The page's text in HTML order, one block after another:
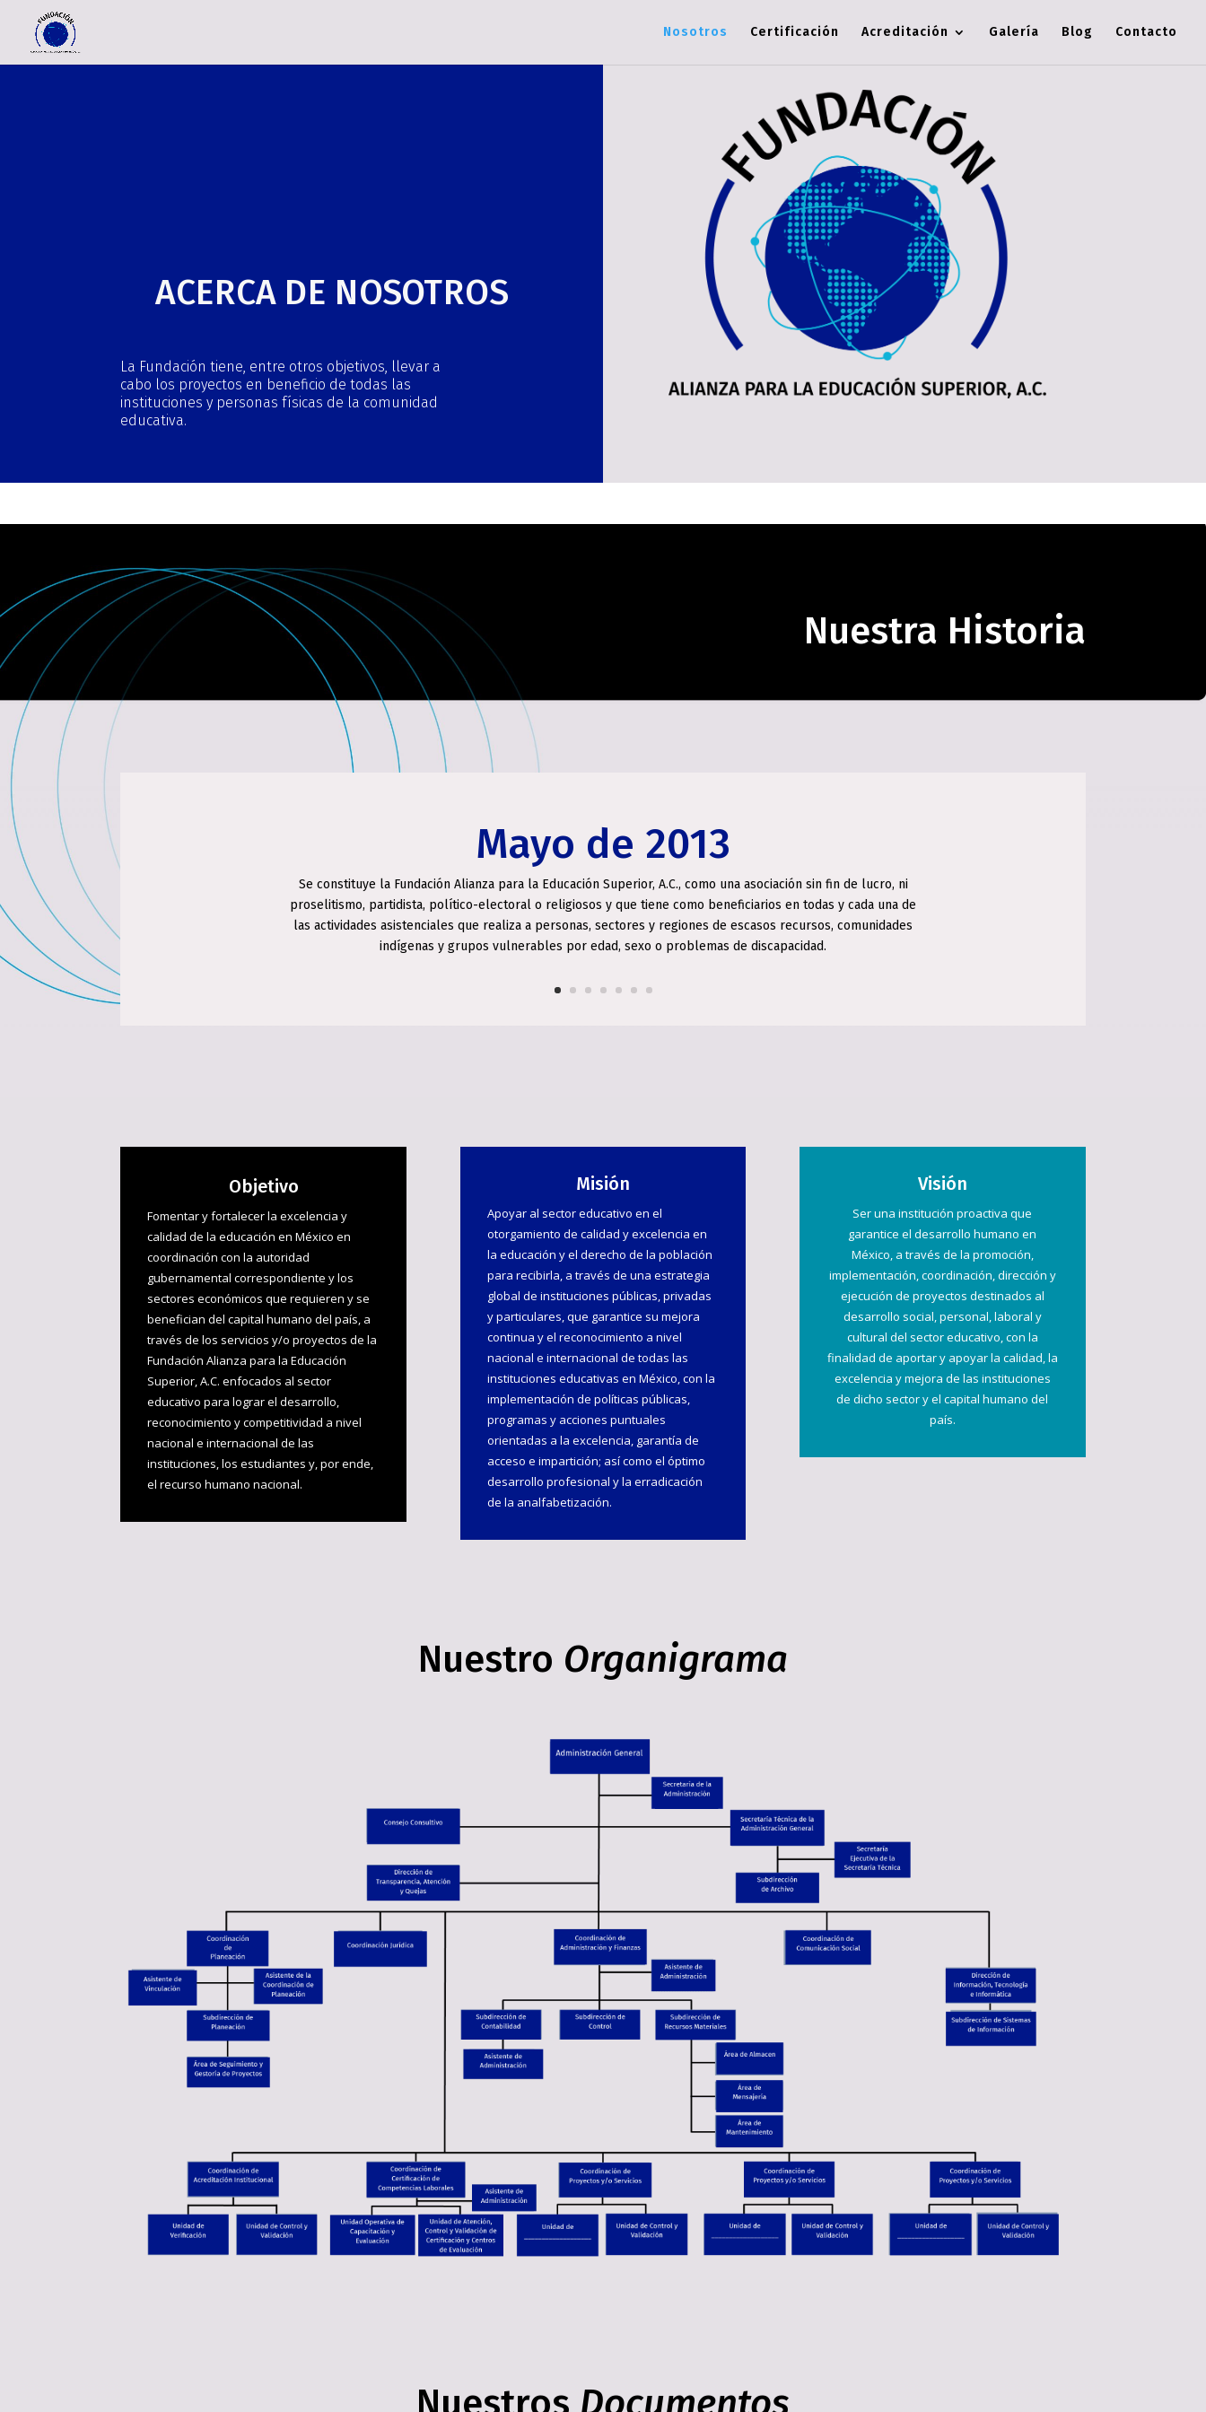
Nosotros Certificación Acreditación Galería Blog Contacto
ACERCA DE NOSOTROS
La Fundación tiene, entre otros objetivos, llevar a
cabo los proyectos en beneficio de todas las
instituciones y personas físicas de la comunidad
educativa.
Nuestra Historia
Mayo de 2013
Se constituye la Fundación Alianza para la Educación Superior, A.C., como una asociación sin fin de lucro, ni
proselitismo, partidista, político-electoral o religiosos y que tiene como beneficiarios en todas y cada una de
las actividades asistenciales que realiza a personas, sectores y regiones de escasos recursos, comunidades
indígenas y grupos vulnerables por edad, sexo o problemas de discapacidad.
Objetivo
Fomentar y fortalecer la excelencia y
calidad de la educación en México en
coordinación con la autoridad
gubernamental correspondiente y los
sectores económicos que requieren y se
benefician del capital humano del país, a
través de los servicios y/o proyectos de la
Fundación Alianza para la Educación
Superior, A.C. enfocados al sector
educativo para lograr el desarrollo,
reconocimiento y competitividad a nivel
nacional e internacional de las
instituciones, los estudiantes y, por ende,
el recurso humano nacional.
Misión
Apoyar al sector educativo en el
otorgamiento de calidad y excelencia en
la educación y el derecho de la población
para recibirla, a través de una estrategia
global de instituciones públicas, privadas
y particulares, que garantice su mejora
continua y el reconocimiento a nivel
nacional e internacional de todas las
instituciones educativas en México, con la
implementación de políticas públicas,
programas y acciones puntuales
orientadas a la excelencia, garantía de
acceso e impartición; así como el óptimo
desarrollo profesional y la erradicación
de la analfabetización.
Visión
Ser una institución proactiva que
garantice el desarrollo humano en
México, a través de la promoción,
implementación, coordinación, dirección y
ejecución de proyectos destinados al
desarrollo social, personal, laboral y
cultural del sector educativo, con la
finalidad de aportar y apoyar la calidad, la
excelencia y mejora de las instituciones
de dicho sector y el capital humano del
país.
Nuestro Organigrama